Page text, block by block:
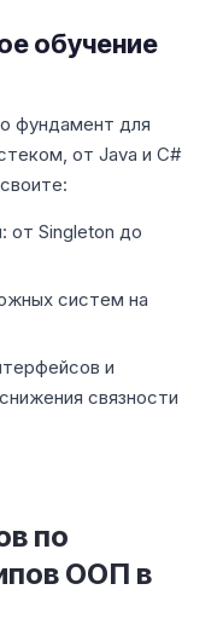
обучение
фундамент для
от Java и C#
от Singleton до
систем на
и
связности
по
ООП в